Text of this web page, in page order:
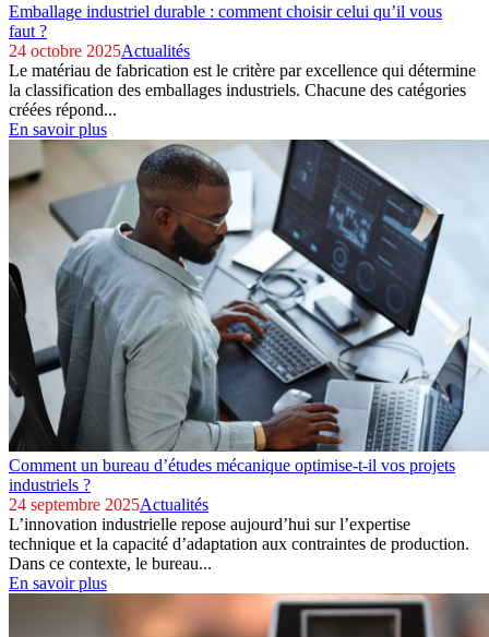
Emballage industriel durable : comment choisir celui qu’il vous
faut ?
24 octobre 2025Actualités
Le matériau de fabrication est le critère par excellence qui détermine
la classification des emballages industriels. Chacune des catégories
créées répond...
En savoir plus
Comment un bureau d’études mécanique optimise-t-il vos projets
industriels ?
24 septembre 2025Actualités
L’innovation industrielle repose aujourd’hui sur l’expertise
technique et la capacité d’adaptation aux contraintes de production.
Dans ce contexte, le bureau...
En savoir plus